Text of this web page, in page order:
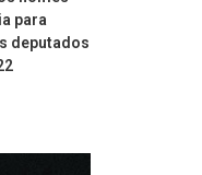
para
deputados